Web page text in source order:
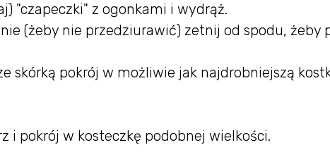
"czapeczki" z ogonkami i wydrąż.
(żeby nie przedziurawić) zetnij od spodu, żeby
skórką pokrój w możliwie jak najdrobniejszą
i pokrój w kosteczkę podobnej wielkości.